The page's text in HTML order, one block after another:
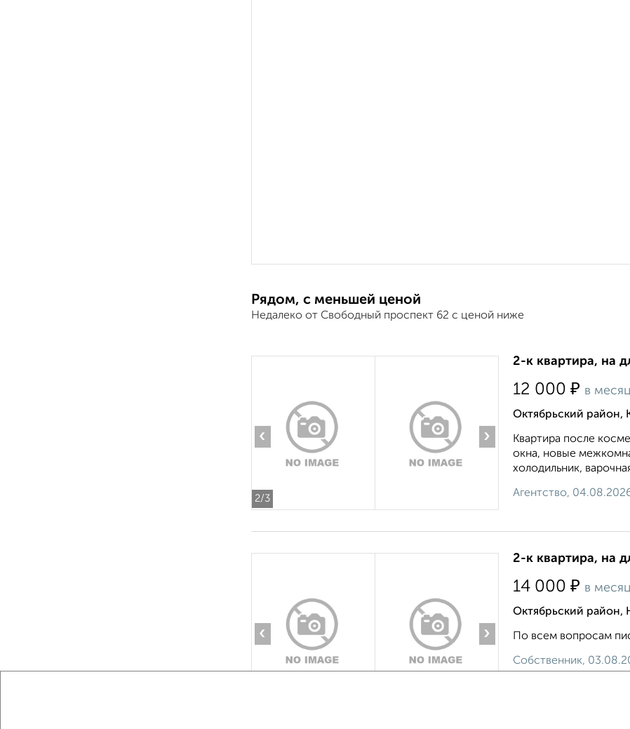
Рядом, с меньшей ценой
Недалеко от Свободный проспект 62 с ценой ниже
2/3
‹ ›
2-к квартира, на
12 000 ₽ в
Октябрьский район,
Квартира после
окна, новые
холодильник,
Агентство,
‹ ›
2-к квартира, на
14 000 ₽ в
Октябрьский район,
По всем вопросам
Собственник,